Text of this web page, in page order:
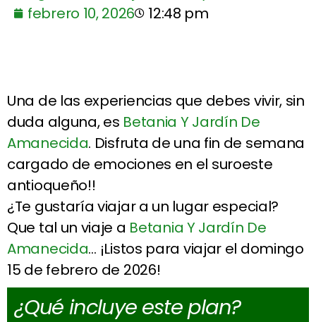
febrero 10, 2026
12:48 pm
Una de las experiencias que debes vivir, sin
duda alguna, es Betania Y Jardín De
Amanecida. Disfruta de una fin de semana
cargado de emociones en el suroeste
antioqueño!!
¿Te gustaría viajar a un lugar especial?
Que tal un viaje a Betania Y Jardín De
Amanecida… ¡Listos para viajar el domingo
15 de febrero de 2026!
¿Qué incluye este plan?